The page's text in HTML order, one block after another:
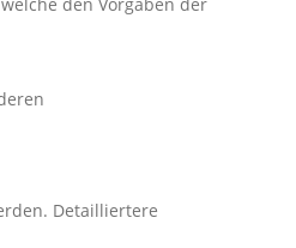
Detailliertere